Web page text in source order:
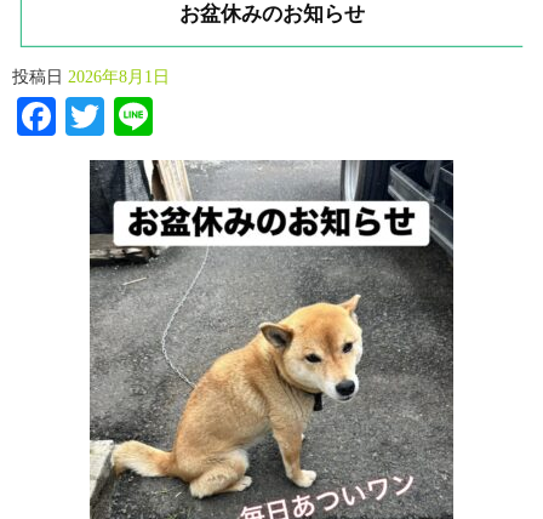
お盆休みのお知らせ
投稿日 2026年8月1日
Facebook
Twitter